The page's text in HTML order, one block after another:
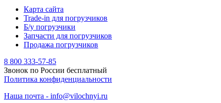
Карта сайта
Trade-in для погрузчиков
Б/у погрузчики
Запчасти для погрузчиков
Продажа погрузчиков
8 800 333-57-85
Звонок по России бесплатный
Политика конфиденциальности
Наша почта - info@vilochnyi.ru